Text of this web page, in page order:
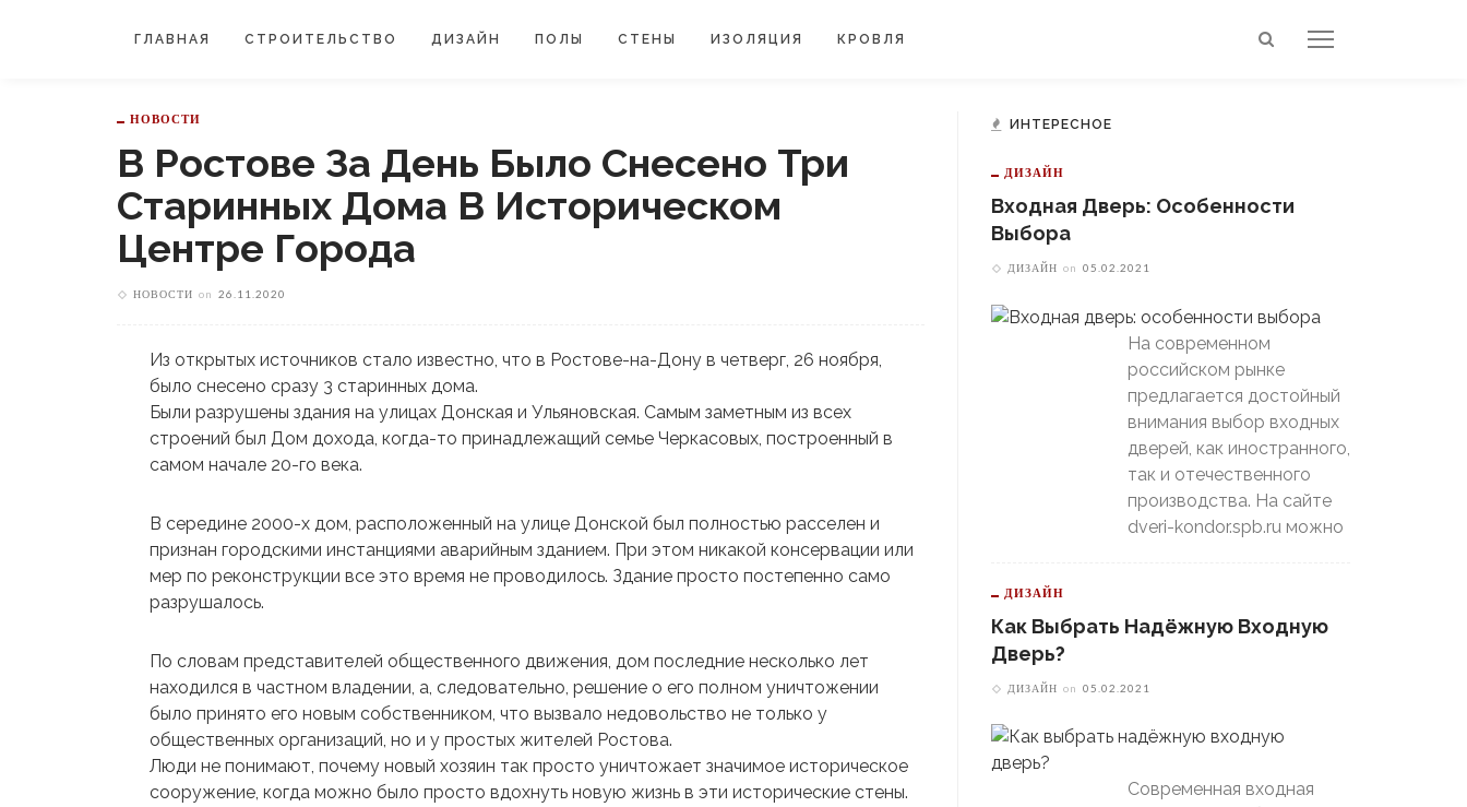
ГЛАВНАЯ СТРОИТЕЛЬСТВО ДИЗАЙН ПОЛЫ СТЕНЫ ИЗОЛЯЦИЯ КРОВЛЯ
НОВОСТИ
В Ростове За День Было Снесено Три
Старинных Дома В Историческом
Центре Города
НОВОСТИ on 26.11.2020
Из открытых источников стало известно, что в Ростове-на-Дону в четверг, 26 ноября,
было снесено сразу 3 старинных дома.
Были разрушены здания на улицах Донская и Ульяновская. Самым заметным из всех
строений был Дом дохода, когда-то принадлежащий семье Черкасовых, построенный в
самом начале 20-го века.
В середине 2000-х дом, расположенный на улице Донской был полностью расселен и
признан городскими инстанциями аварийным зданием. При этом никакой консервации или
мер по реконструкции все это время не проводилось. Здание просто постепенно само
разрушалось.
По словам представителей общественного движения, дом последние несколько лет
находился в частном владении, а, следовательно, решение о его полном уничтожении
было принято его новым собственником, что вызвало недовольство не только у
общественных организаций, но и у простых жителей Ростова.
Люди не понимают, почему новый хозяин так просто уничтожает значимое историческое
сооружение, когда можно было просто вдохнуть новую жизнь в эти исторические стены.
ИНТЕРЕСНОЕ
ДИЗАЙН
Входная Дверь: Особенности
Выбора
ДИЗАЙН on 05.02.2021
На современном
российском рынке
предлагается достойный
внимания выбор входных
дверей, как иностранного,
так и отечественного
производства. На сайте
dveri-kondor.spb.ru можно
ДИЗАЙН
Как Выбрать Надёжную Входную
Дверь?
ДИЗАЙН on 05.02.2021
Современная входная